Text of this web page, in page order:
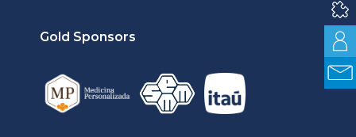
Gold Sponsors